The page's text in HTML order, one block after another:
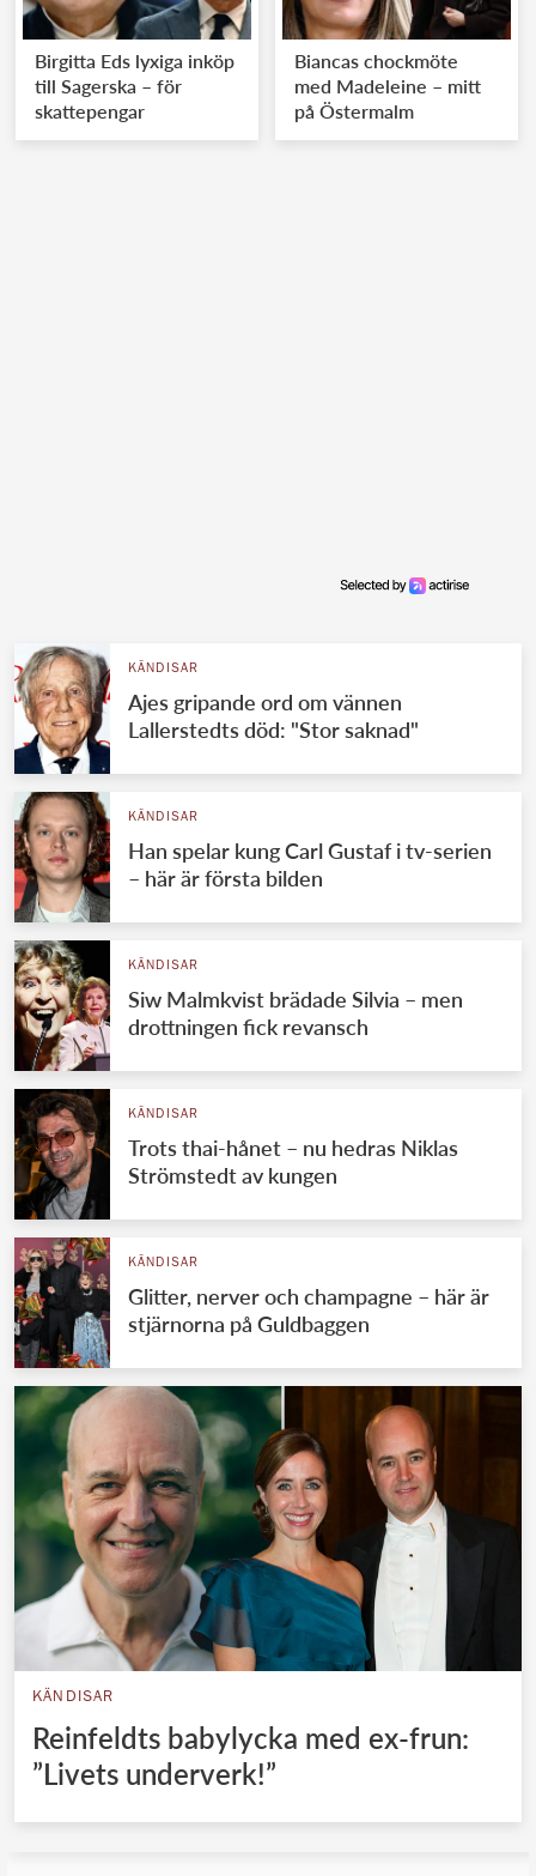
Birgitta Eds lyxiga inköp
till Sagerska – för
skattepengar
Biancas chockmöte
med Madeleine – mitt
på Östermalm
KÄNDISAR
Ajes gripande ord om vännen
Lallerstedts död: "Stor saknad"
KÄNDISAR
Han spelar kung Carl Gustaf i tv-serien
– här är första bilden
KÄNDISAR
Siw Malmkvist brädade Silvia – men
drottningen fick revansch
KÄNDISAR
Trots thai-hånet – nu hedras Niklas
Strömstedt av kungen
KÄNDISAR
Glitter, nerver och champagne – här är
stjärnorna på Guldbaggen
KÄNDISAR
Reinfeldts babylycka med ex-frun:
”Livets underverk!”